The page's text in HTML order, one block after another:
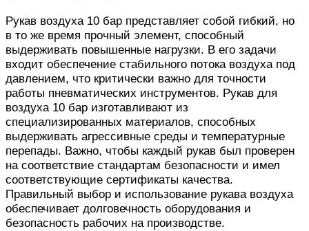
Рукав воздуха 10 бар представляет собой гибкий, но
в то же время прочный элемент, способный
выдерживать повышенные нагрузки. В его задачи
входит обеспечение стабильного потока воздуха под
давлением, что критически важно для точности
работы пневматических инструментов. Рукав для
воздуха 10 бар изготавливают из
специализированных материалов, способных
выдерживать агрессивные среды и температурные
перепады. Важно, чтобы каждый рукав был проверен
на соответствие стандартам безопасности и имел
соответствующие сертификаты качества.
Правильный выбор и использование рукава воздуха
обеспечивает долговечность оборудования и
безопасность рабочих на производстве.